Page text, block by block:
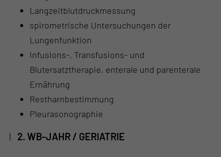
Langzeitblutdruckmessung
spirometrische Untersuchungen der
Lungenfunktion
Infusions-, Transfusions- und
Blutersatztherapie, enterale und parenterale
Ernährung
Restharnbestimmung
Pleurasonographie
2. WB-JAHR / GERIATRIE